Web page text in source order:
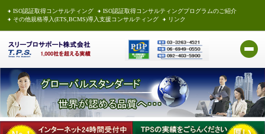
ISO認証取得コンサルティング
ISO認証取得コンサルティングプログラムのご紹介
その他規格導入(ETS,BCMS)導入支援コンサルティング
リンク